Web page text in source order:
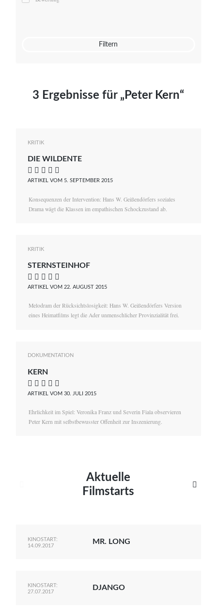
Mato von Vogelstein
Filtern
3 Ergebnisse für „Peter Kern“
KRITIK
DIE WILDENTE
    
ARTIKEL VOM 5. SEPTEMBER 2015
Konsequenzen der Intervention: Hans W. Geißendörfers soziales
Drama wägt die Klassen im empathischen Schockzustand ab.
KRITIK
STERNSTEINHOF
    
ARTIKEL VOM 22. AUGUST 2015
Melodram der Rücksichtslosigkeit: Hans W. Geißendörfers Version
eines Heimatfilms legt die Ader unmenschlicher Provinzialität frei.
DOKUMENTATION
KERN
    
ARTIKEL VOM 30. JULI 2015
Ehrlichkeit im Spiel: Veronika Franz und Severin Fiala observieren
Peter Kern mit selbstbewusster Offenheit zur Inszenierung.
Aktuelle
Filmstarts

KINOSTART:
14.09.2017
MR. LONG
KINOSTART:
27.07.2017
DJANGO